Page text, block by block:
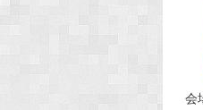
会